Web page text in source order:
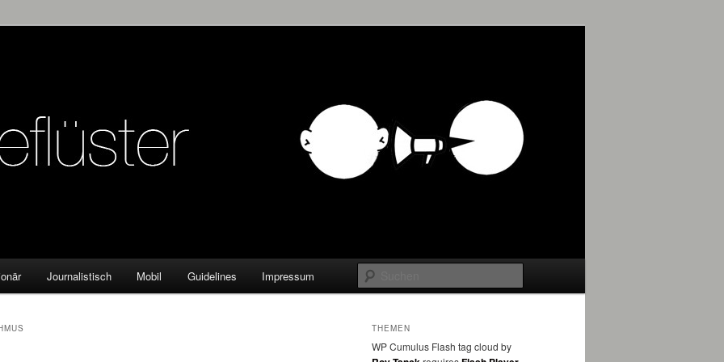
Journalistisch Mobil Guidelines Impressum
THEMEN
WP Cumulus Flash tag cloud by